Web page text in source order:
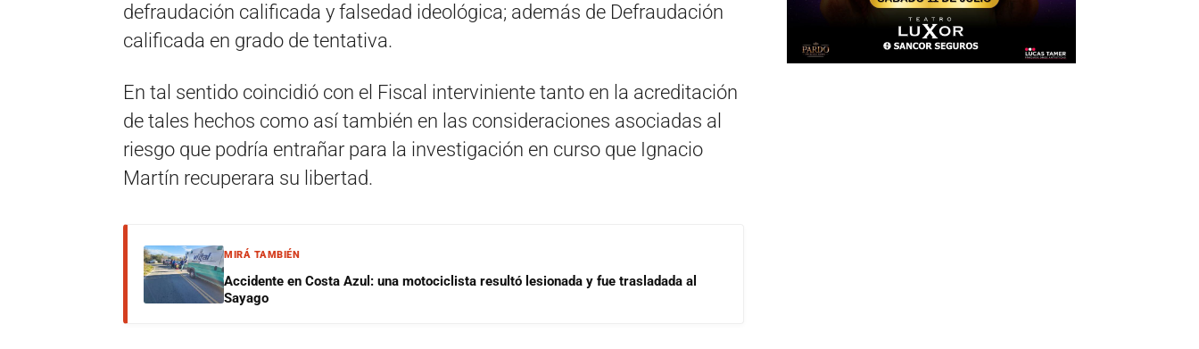
defraudación calificada y falsedad ideológica; además de Defraudación
calificada en grado de tentativa.
En tal sentido coincidió con el Fiscal interviniente tanto en la acreditación
de tales hechos como así también en las consideraciones asociadas al
riesgo que podría entrañar para la investigación en curso que Ignacio
Martín recuperara su libertad.
MIRÁ TAMBIÉN
Accidente en Costa Azul: una motociclista resultó lesionada y fue trasladada al
Sayago